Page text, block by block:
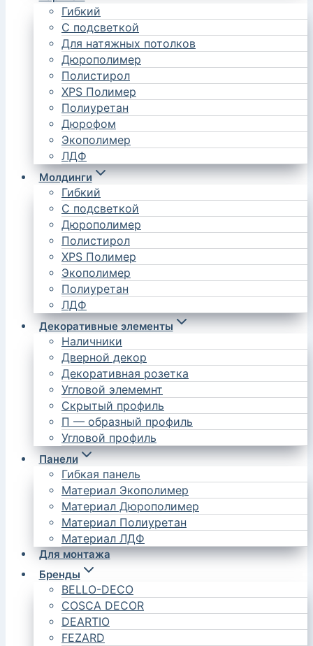
Гибкий
С подсветкой
Для натяжных потолков
Дюрополимер
Полистирол
XPS Полимер
Полиуретан
Дюрофом
Экополимер
ЛДФ
Молдинги
Гибкий
С подсветкой
Дюрополимер
Полистирол
XPS Полимер
Экополимер
Полиуретан
ЛДФ
Декоративные элементы
Наличники
Дверной декор
Декоративная розетка
Угловой элемемнт
Скрытый профиль
П — образный профиль
Угловой профиль
Панели
Гибкая панель
Материал Экополимер
Материал Дюрополимер
Материал Полиуретан
Материал ЛДФ
Для монтажа
Бренды
BELLO-DECO
COSCA DECOR
DEARTIO
FEZARD